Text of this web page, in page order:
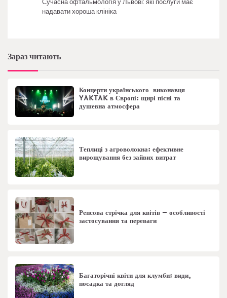
надавати хороша клініка
Зараз читають
Концерти українського виконавця
YAKTAK в Європі: щирі пісні та
душевна атмосфера
Теплиці з агроволокна: ефективне
вирощування без зайвих витрат
Репсова стрічка для квітів – особливості
застосування та переваги
Багаторічні квіти для клумби: види,
посадка та догляд